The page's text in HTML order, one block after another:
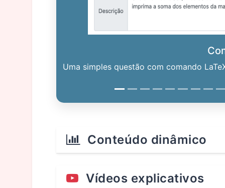
Uma simples questão com comando
Conteúdo dinâmico
Vídeos explicativos